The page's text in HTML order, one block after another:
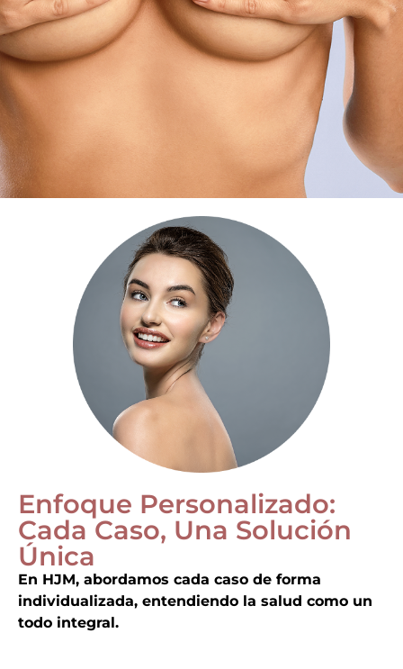
Enfoque Personalizado:
Cada Caso, Una Solución
Única
En HJM, abordamos cada caso de forma
individualizada, entendiendo la salud como un
todo integral.